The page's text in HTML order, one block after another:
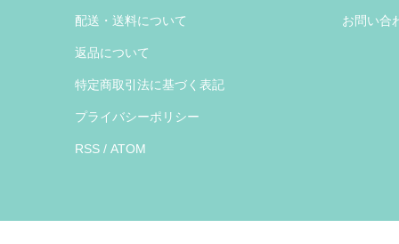
配送・送料について
返品について
特定商取引法に基づく表記
プライバシーポリシー
RSS / ATOM
お問い合